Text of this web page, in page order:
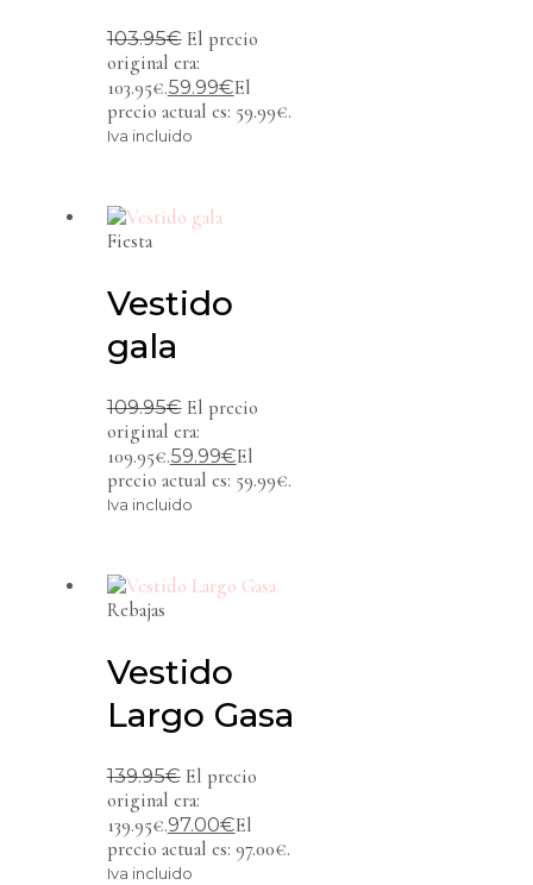
103.95€ El precio
original era:
103.95€.59.99€El
precio actual es: 59.99€.
Iva incluido
Fiesta
Vestido
gala
109.95€ El precio
original era:
109.95€.59.99€El
precio actual es: 59.99€.
Iva incluido
Rebajas
Vestido
Largo Gasa
139.95€ El precio
original era:
139.95€.97.00€El
precio actual es: 97.00€.
Iva incluido